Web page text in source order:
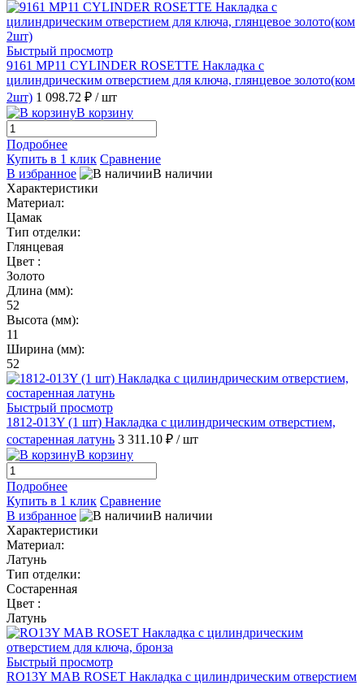
Быстрый просмотр
9161 MP11 CYLINDER ROSETTE Накладка с
цилиндрическим отверстием для ключа, глянцевое золото(ком
2шт) 1 098.72 ₽ / шт
В корзину
Подробнее
Купить в 1 клик Сравнение
В избранное
В наличии
Характеристики
Материал:
Цамак
Тип отделки:
Глянцевая
Цвет :
Золото
Длина (мм):
52
Высота (мм):
11
Ширина (мм):
52
Быстрый просмотр
1812-013Y (1 шт) Накладка с цилиндрическим отверстием,
состаренная латунь 3 311.10 ₽ / шт
В корзину
Подробнее
Купить в 1 клик Сравнение
В избранное
В наличии
Характеристики
Материал:
Латунь
Тип отделки:
Состаренная
Цвет :
Латунь
Быстрый просмотр
RO13Y MAB ROSET Накладка с цилиндрическим отверстием